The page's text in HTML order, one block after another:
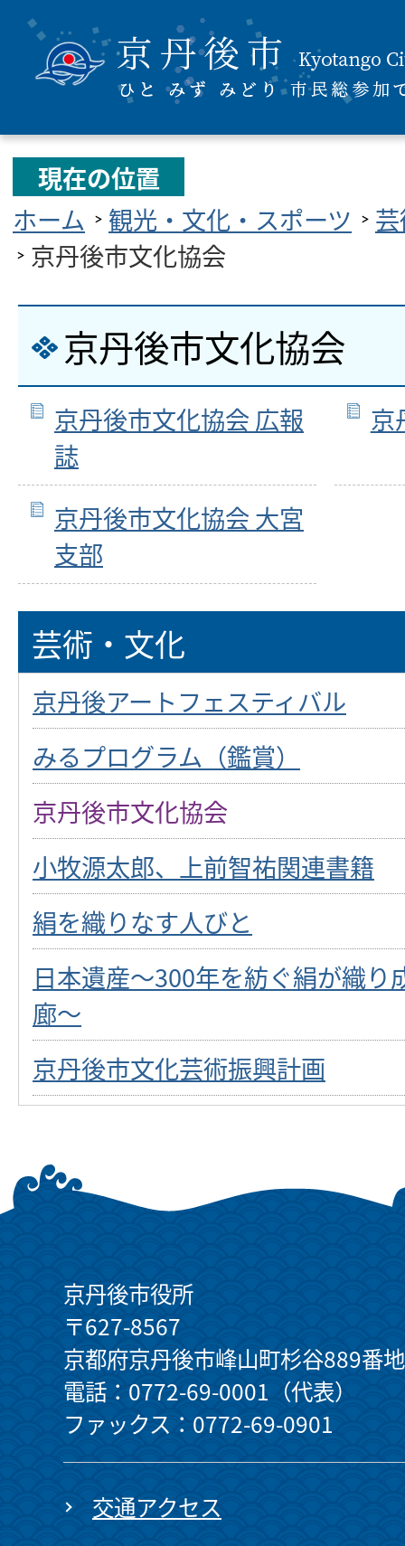
現在の位置
ホーム
観光・文化・スポーツ
京丹後市文化協会
京丹後市文化協会
京丹後市文化協会 広報
誌
京
京丹後市文化協会 大宮
支部
芸術・文化
京丹後アートフェスティバル
みるプログラム（鑑賞）
京丹後市文化協会
小牧源太郎、上前智祐関連書籍
絹を織りなす人びと
日本遺産～300年を紡ぐ絹が織り
廊～
京丹後市文化芸術振興計画
京丹後市役所
〒627-8567
京都府京丹後市峰山町杉谷889番地
電話：0772-69-0001（代表）
ファックス：0772-69-0901
交通アクセス